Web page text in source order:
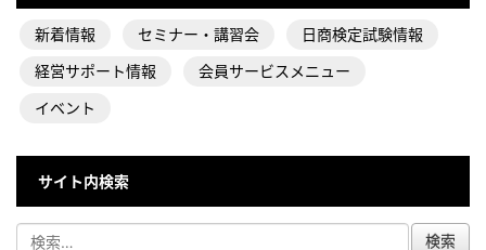
新着情報 セミナー・講習会
日商検定試験情報
経営サポート情報
会員サービスメニュー
イベント
サイト内検索